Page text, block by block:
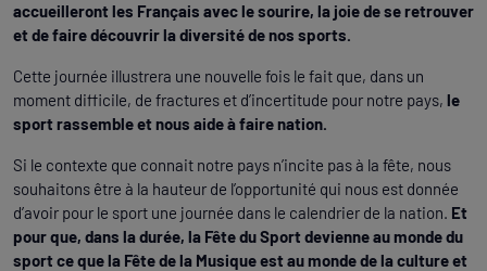
accueilleront les Français avec le sourire, la joie de se retrouver
et de faire découvrir la diversité de nos sports.
Cette journée illustrera une nouvelle fois le fait que, dans un
moment difficile, de fractures et d’incertitude pour notre pays, le
sport rassemble et nous aide à faire nation.
Si le contexte que connait notre pays n’incite pas à la fête, nous
souhaitons être à la hauteur de l’opportunité qui nous est donnée
d’avoir pour le sport une journée dans le calendrier de la nation. Et
pour que, dans la durée, la Fête du Sport devienne au monde du
sport ce que la Fête de la Musique est au monde de la culture et